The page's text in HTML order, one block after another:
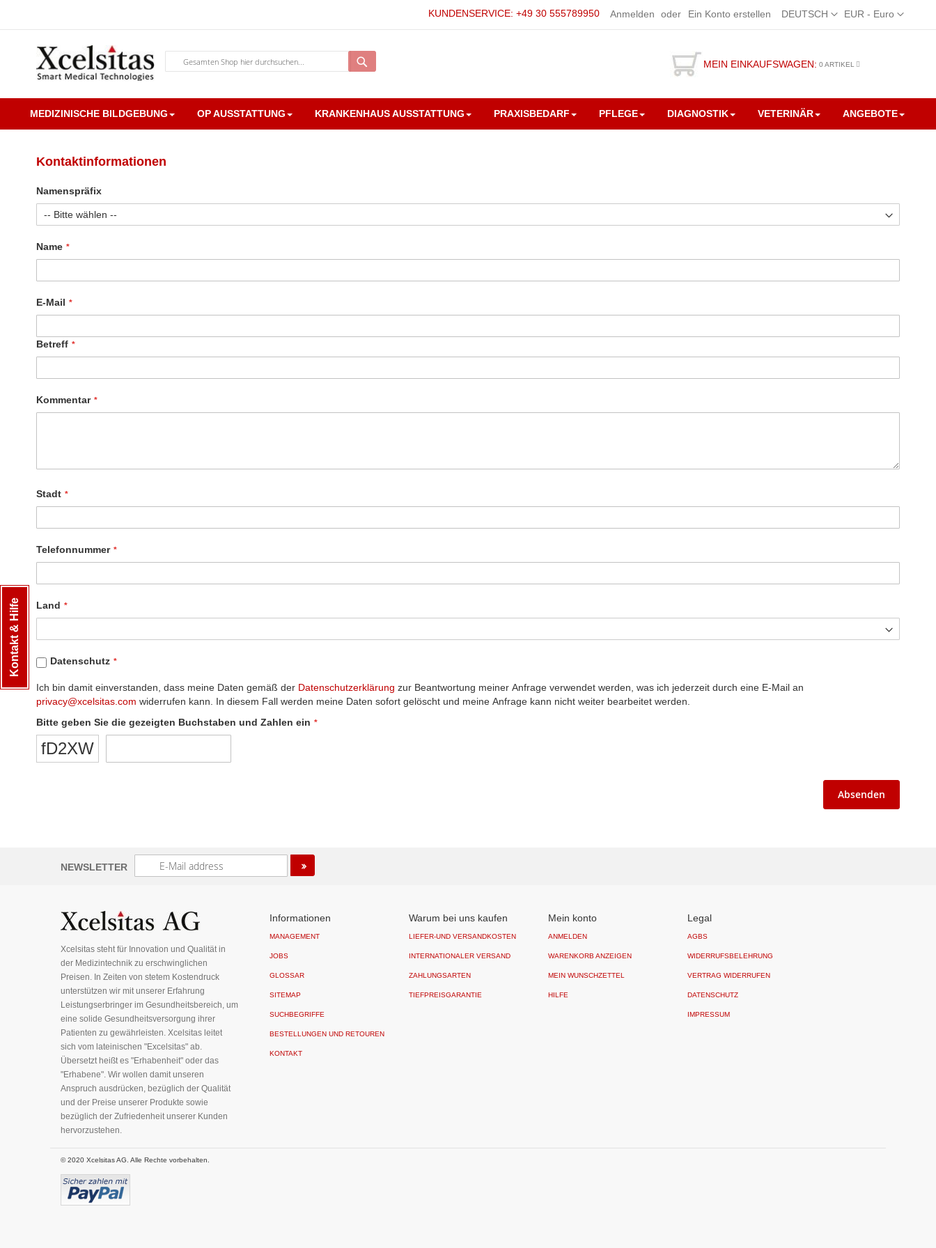
Währung
EUR - Euro
Sprache
DEUTSCH
KUNDENSERVICE: +49 30 555789950 Anmelden Ein Konto erstellen
MEIN EINKAUFSWAGEN: 0 ARTIKEL
MEDIZINISCHE BILDGEBUNG OP AUSSTATTUNG KRANKENHAUS AUSSTATTUNG PRAXISBEDARF PFLEGE DIAGNOSTIK VETERINÄR ANGEBOTE
Kontaktinformationen
Namenspräfix
Name
E-Mail
Betreff
Kommentar
Stadt
Telefonnummer
Land
Datenschutz
Ich bin damit einverstanden, dass meine Daten gemäß der Datenschutzerklärung zur Beantwortung meiner Anfrage verwendet werden, was ich jederzeit durch eine E-Mail an
privacy@xcelsitas.com widerrufen kann. In diesem Fall werden meine Daten sofort gelöscht und meine Anfrage kann nicht weiter bearbeitet werden.
Bitte geben Sie die gezeigten Buchstaben und Zahlen ein
fD2XW
Absenden
NEWSLETTER
Melden
Sie
unseren
Newsletter
an:
Xcelsitas steht für Innovation und Qualität in
der Medizintechnik zu erschwinglichen
Preisen. In Zeiten von stetem Kostendruck
unterstützen wir mit unserer Erfahrung
Leistungserbringer im Gesundheitsbereich, um
eine solide Gesundheitsversorgung ihrer
Patienten zu gewährleisten. Xcelsitas leitet
sich vom lateinischen "Excelsitas" ab.
Übersetzt heißt es "Erhabenheit" oder das
"Erhabene". Wir wollen damit unseren
Anspruch ausdrücken, bezüglich der Qualität
und der Preise unserer Produkte sowie
bezüglich der Zufriedenheit unserer Kunden
hervorzustehen.
Informationen
MANAGEMENT
JOBS
GLOSSAR
SITEMAP
SUCHBEGRIFFE
BESTELLUNGEN UND RETOUREN
KONTAKT
Warum bei uns kaufen
LIEFER-UND VERSANDKOSTEN
INTERNATIONALER VERSAND
ZAHLUNGSARTEN
TIEFPREISGARANTIE
Mein konto
ANMELDEN
WARENKORB ANZEIGEN
MEIN WUNSCHZETTEL
HILFE
Legal
AGBS
WIDERRUFSBELEHRUNG
VERTRAG WIDERRUFEN
DATENSCHUTZ
IMPRESSUM
© 2020 Xcelsitas AG. Alle Rechte vorbehalten.
Kontakt & Hilfe